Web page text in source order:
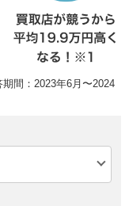
間：2023年6月〜2024